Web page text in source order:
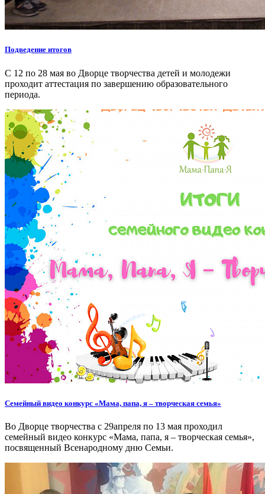
Подведение итогов
С 12 по 28 мая во Дворце творчества детей и молодежи
проходит аттестация по завершению образовательного
периода.
Семейный видео конкурс «Мама, папа, я – творческая семья»
Во Дворце творчества с 29апреля по 13 мая проходил
семейный видео конкурс «Мама, папа, я – творческая семья»,
посвященный Всенародному дню Семьи.